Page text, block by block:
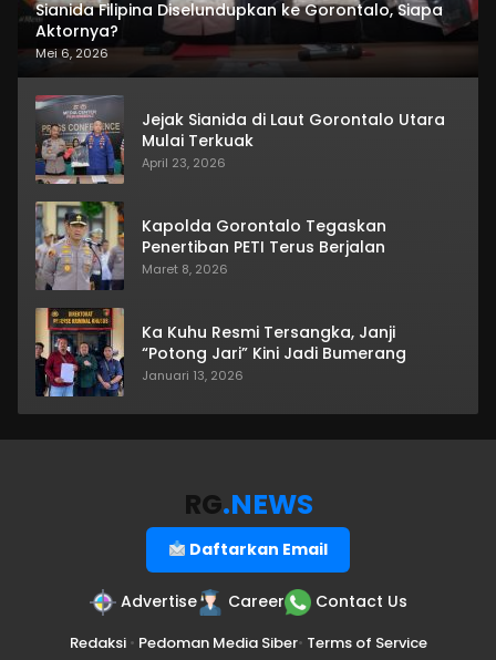
Sianida Filipina Diselundupkan ke Gorontalo, Siapa
Aktornya?
Mei 6, 2026
Jejak Sianida di Laut Gorontalo Utara
Mulai Terkuak
April 23, 2026
Kapolda Gorontalo Tegaskan
Penertiban PETI Terus Berjalan
Maret 8, 2026
Ka Kuhu Resmi Tersangka, Janji
“Potong Jari” Kini Jadi Bumerang
Januari 13, 2026
RG.NEWS
Daftarkan Email
Advertise Career Contact Us
Redaksi• Pedoman Media Siber• Terms of Service